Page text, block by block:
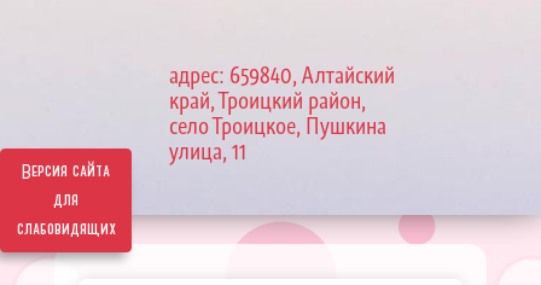
Версия сайта
для
слабовидящих
адрес: 659840, Алтайский
край, Троицкий район,
село Троицкое, Пушкина
улица, 11